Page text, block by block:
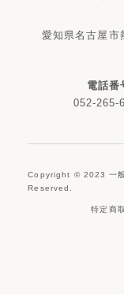
愛知県名古屋市
電話番
052-265-
Copyright © 2023 一般
Reserved.
特定商